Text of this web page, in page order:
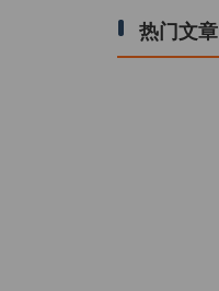
热门文章